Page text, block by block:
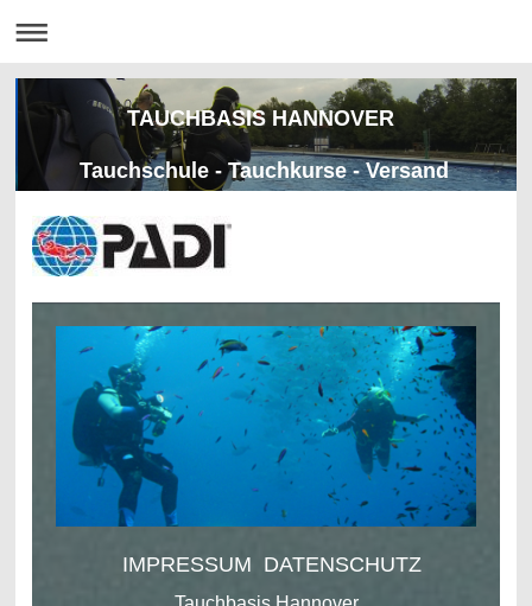
TAUCHBASIS HANNOVER
Tauchschule - Tauchkurse - Versand
IMPRESSUM DATENSCHUTZ